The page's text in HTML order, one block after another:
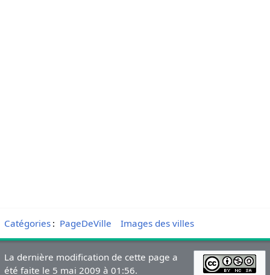
Catégories: PageDeVille Images des villes
La dernière modification de cette page a
été faite le 5 mai 2009 à 01:56.